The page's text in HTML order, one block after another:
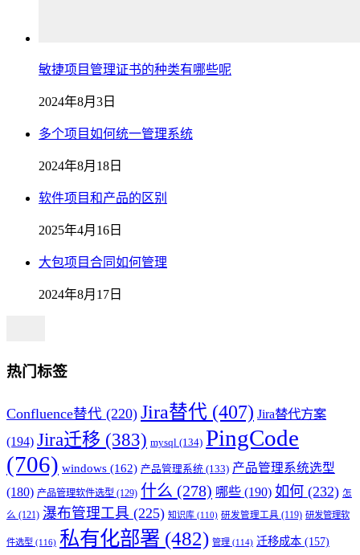
敏捷项目管理证书的种类有哪些呢
2024年8月3日
多个项目如何统一管理系统
2024年8月18日
软件项目和产品的区别
2025年4月16日
大包项目合同如何管理
2024年8月17日
热门标签
Confluence替代 (220) Jira替代 (407) Jira替代方案
(194) Jira迁移 (383) mysql (134) PingCode
(706) windows (162) 产品管理系统 (133) 产品管理系统选型
(180) 产品管理软件选型 (129) 什么 (278) 哪些 (190) 如何 (232) 怎
么 (121) 瀑布管理工具 (225) 知识库 (110) 研发管理工具 (119) 研发管理软
件选型 (116) 私有化部署 (482) 管理 (114) 迁移成本 (157)